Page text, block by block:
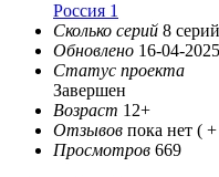
Россия 1
Сколько серий 8 серий
Обновлено 16-04-
Статус проекта
Завершен
Возраст 12+
Отзывов пока нет ( +
Просмотров 669